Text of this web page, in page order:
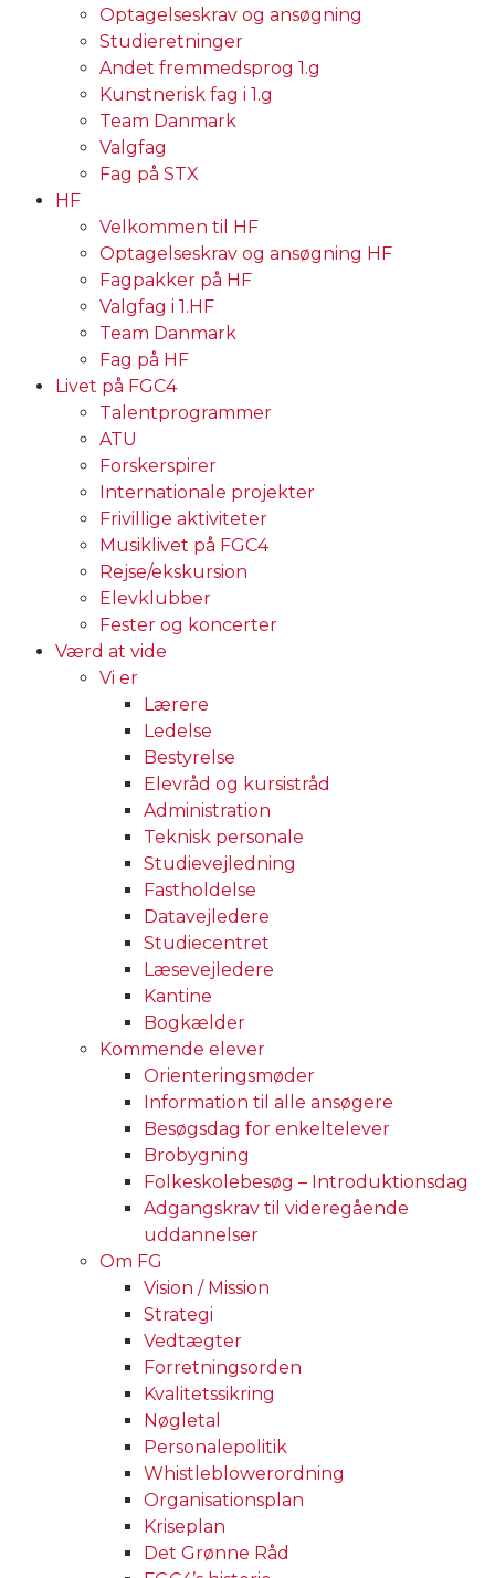
Optagelseskrav og ansøgning
Studieretninger
Andet fremmedsprog 1.g
Kunstnerisk fag i 1.g
Team Danmark
Valgfag
Fag på STX
HF
Velkommen til HF
Optagelseskrav og ansøgning HF
Fagpakker på HF
Valgfag i 1.HF
Team Danmark
Fag på HF
Livet på FGC4
Talentprogrammer
ATU
Forskerspirer
Internationale projekter
Frivillige aktiviteter
Musiklivet på FGC4
Rejse/ekskursion
Elevklubber
Fester og koncerter
Værd at vide
Vi er
Lærere
Ledelse
Bestyrelse
Elevråd og kursistråd
Administration
Teknisk personale
Studievejledning
Fastholdelse
Datavejledere
Studiecentret
Læsevejledere
Kantine
Bogkælder
Kommende elever
Orienteringsmøder
Information til alle ansøgere
Besøgsdag for enkeltelever
Brobygning
Folkeskolebesøg – Introduktionsdag
Adgangskrav til videregående
uddannelser
Om FG
Vision / Mission
Strategi
Vedtægter
Forretningsorden
Kvalitetssikring
Nøgletal
Personalepolitik
Whistleblowerordning
Organisationsplan
Kriseplan
Det Grønne Råd